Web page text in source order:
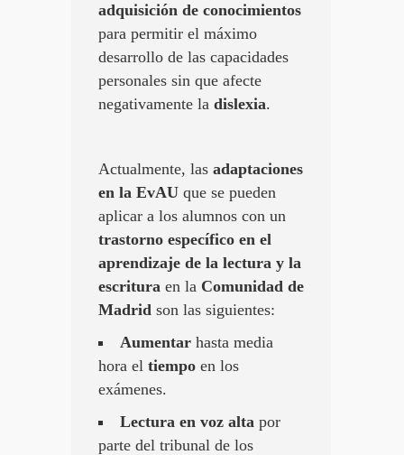
adquisición de conocimientos
para permitir el máximo
desarrollo de las capacidades
personales sin que afecte
negativamente la dislexia.
Actualmente, las adaptaciones
en la EvAU que se pueden
aplicar a los alumnos con un
trastorno específico en el
aprendizaje de la lectura y la
escritura en la Comunidad de
Madrid son las siguientes:
Aumentar hasta media
hora el tiempo en los
exámenes.
Lectura en voz alta por
parte del tribunal de los